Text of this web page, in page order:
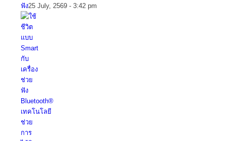
ฟัง25 July, 2569 - 3:42 pm